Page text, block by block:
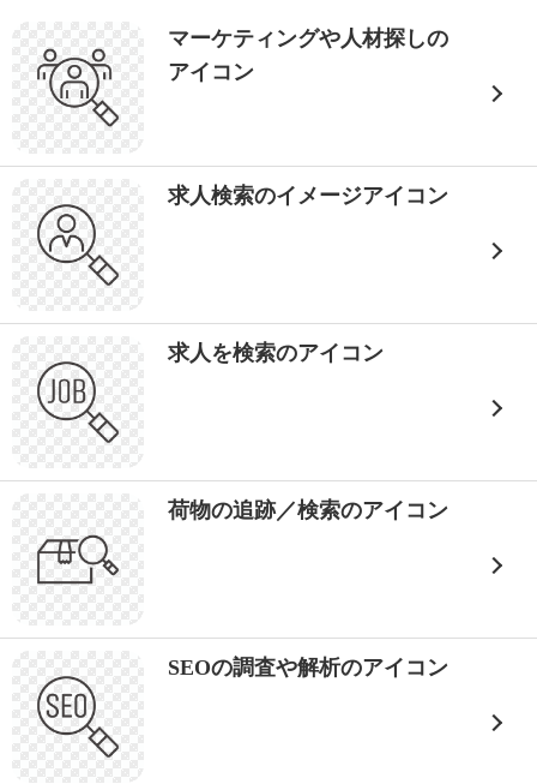
マーケティングや人材探しの
アイコン
求人検索のイメージアイコン
求人を検索のアイコン
荷物の追跡／検索のアイコン
SEOの調査や解析のアイコン